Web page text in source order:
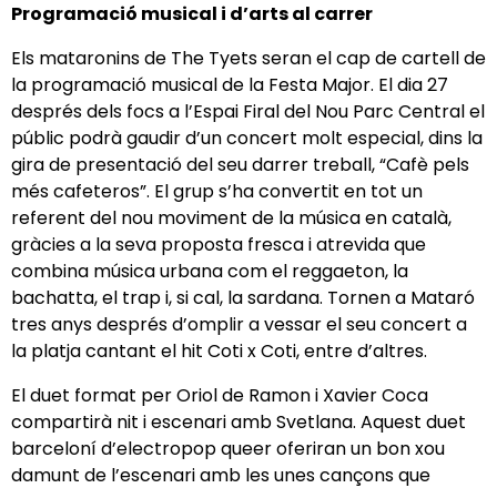
Programació musical i d’arts al carrer
Els mataronins de The Tyets seran el cap de cartell de
la programació musical de la Festa Major. El dia 27
després dels focs a l’Espai Firal del Nou Parc Central el
públic podrà gaudir d’un concert molt especial, dins la
gira de presentació del seu darrer treball, “Cafè pels
més cafeteros”. El grup s’ha convertit en tot un
referent del nou moviment de la música en català,
gràcies a la seva proposta fresca i atrevida que
combina música urbana com el reggaeton, la
bachatta, el trap i, si cal, la sardana. Tornen a Mataró
tres anys després d’omplir a vessar el seu concert a
la platja cantant el hit Coti x Coti, entre d’altres.
El duet format per Oriol de Ramon i Xavier Coca
compartirà nit i escenari amb Svetlana. Aquest duet
barceloní d’electropop queer oferiran un bon xou
damunt de l’escenari amb les unes cançons que